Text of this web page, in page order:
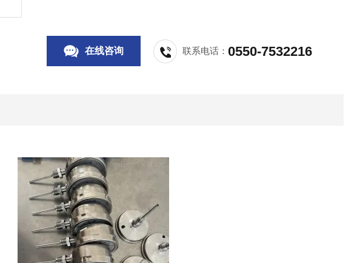
在线咨询 联系电话：0550-7532216